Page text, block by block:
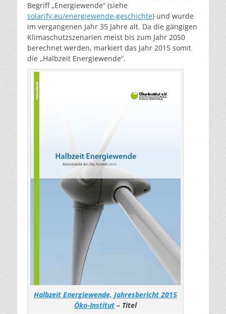
Begriff „Energiewende“ (siehe
solarify.eu/energiewende-geschichte) und wurde
im vergangenen Jahr 35 Jahre alt. Da die gängigen
Klimaschutzszenarien meist bis zum Jahr 2050
berechnet werden, markiert das Jahr 2015 somit
die „Halbzeit Energiewende“.
Halbzeit Energiewende, Jahresbericht 2015
Öko-Institut – Titel